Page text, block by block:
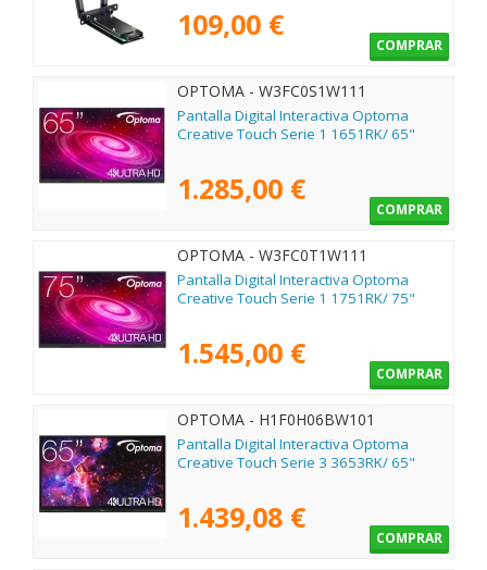
109,00 €
COMPRAR
OPTOMA - W3FC0S1W111
Pantalla Digital Interactiva Optoma
Creative Touch Serie 1 1651RK/ 65"
1.285,00 €
COMPRAR
OPTOMA - W3FC0T1W111
Pantalla Digital Interactiva Optoma
Creative Touch Serie 1 1751RK/ 75"
1.545,00 €
COMPRAR
OPTOMA - H1F0H06BW101
Pantalla Digital Interactiva Optoma
Creative Touch Serie 3 3653RK/ 65"
1.439,08 €
COMPRAR